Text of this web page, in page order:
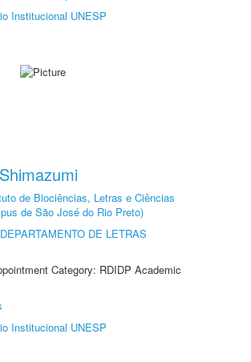
Institucional UNESP
de Biociências, Letras e Ciências
de São José do Rio Preto)
DEPARTAMENTO DE LETRAS
Category: RDIDP Academic
Institucional UNESP